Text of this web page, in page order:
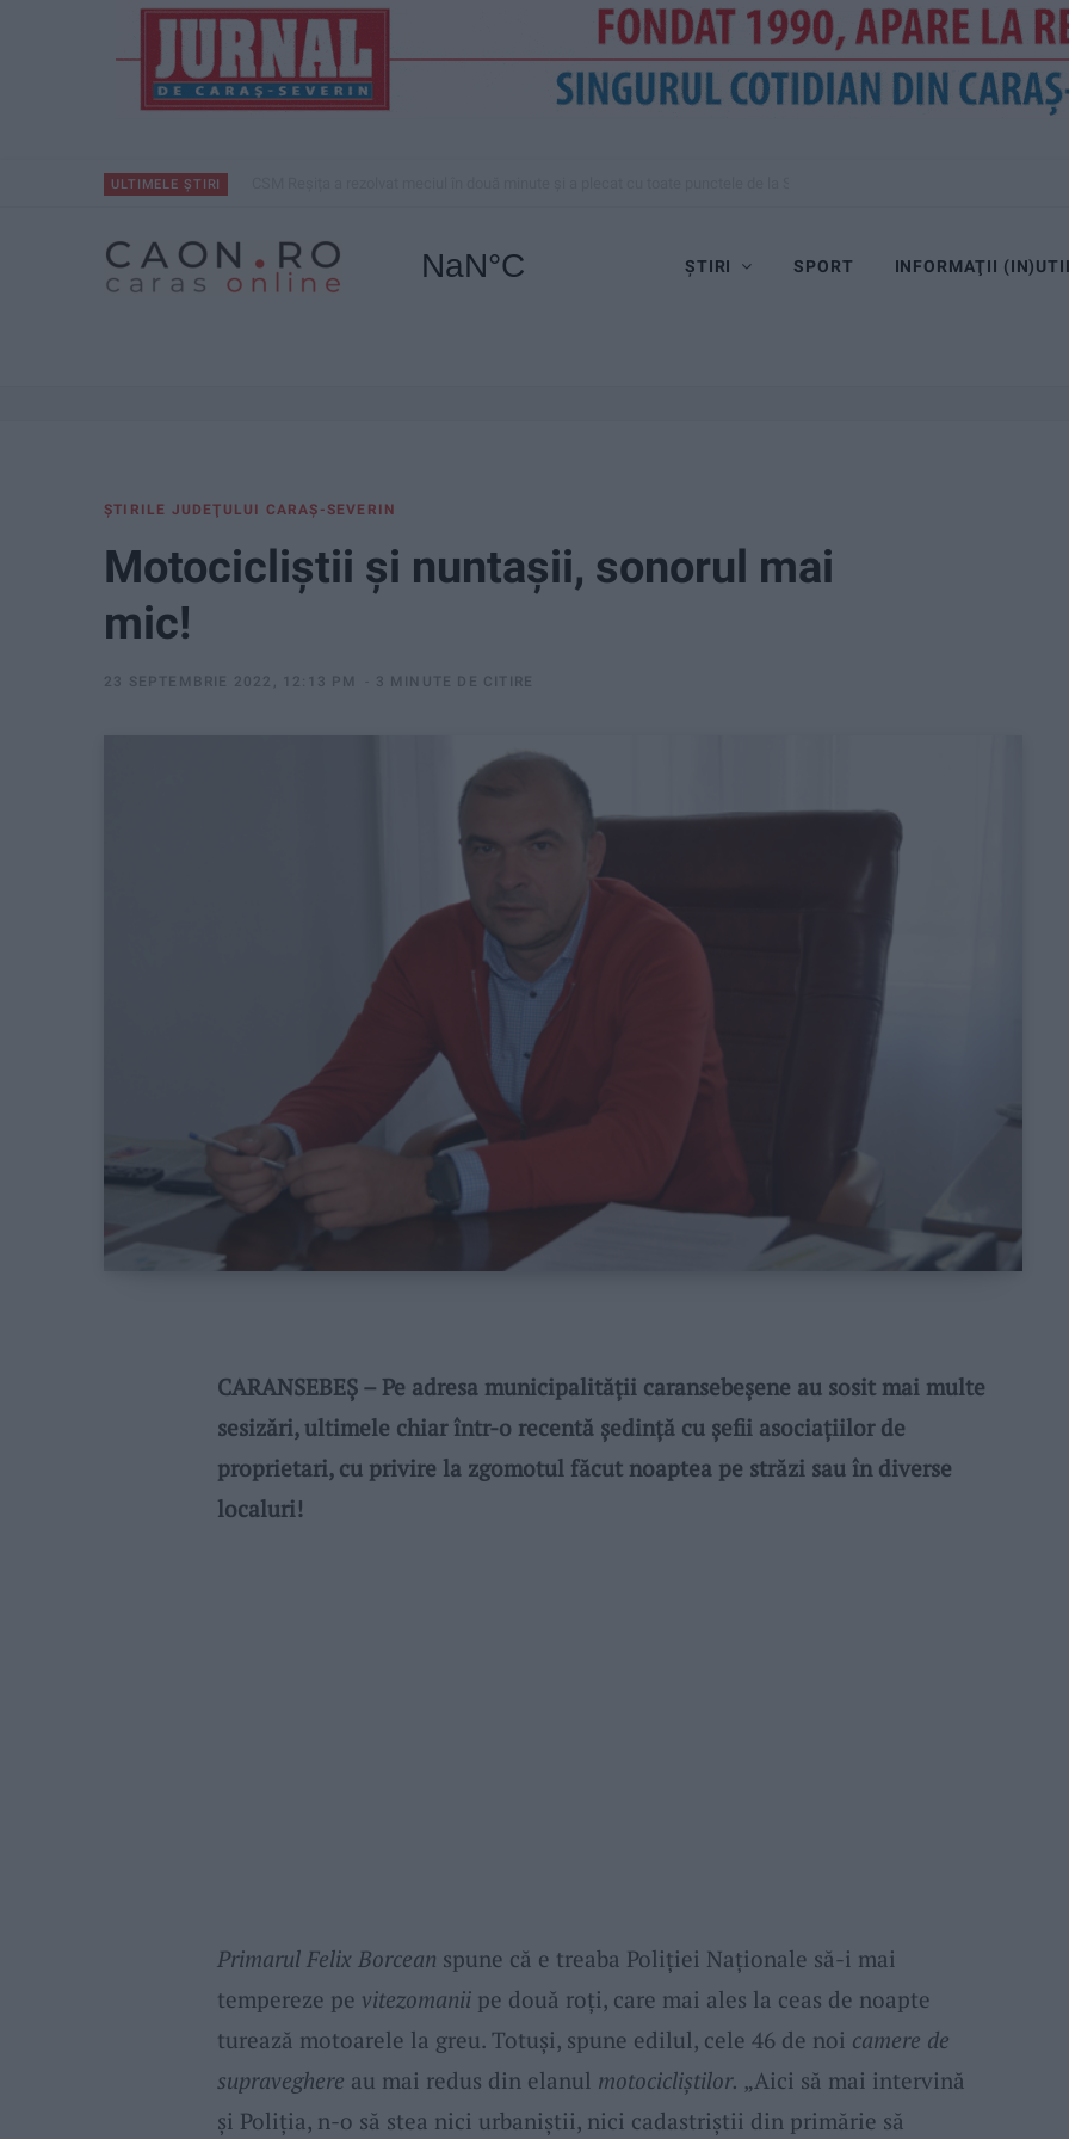
ULTIMELE ȘTIRI
ȘTIRI SPORT INFORMAŢII
ŞTIRILE JUDEŢULUI CARAŞ-SEVERIN
Motocicliștii și nuntașii, sonorul mai
mic!
23 SEPTEMBRIE 2022, 12:13 PM 3 MINUTE DE CITIRE
CARANSEBEŞ – Pe adresa municipalității caransebeșene au sosit mai multe
sesizări, ultimele chiar într-o recentă ședință cu șefii asociațiilor de
proprietari, cu privire la zgomotul făcut noaptea pe străzi sau în diverse
localuri!
Primarul Felix Borcean spune că e treaba Poliției Naționale să-i mai
tempereze pe vitezomaniipe două roți, care mai ales la ceas de noapte
turează motoarele la greu. Totuși, spune edilul, cele 46 de noi camere de
supraveghere au mai redus din elanul motocicliștilor. „Aici să mai intervină
și Poliția, n-o să stea nici urbaniștii, nici cadastriștii din primărie să